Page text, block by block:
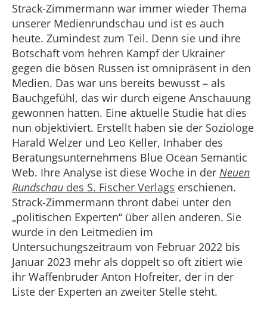
Strack-Zimmermann war immer wieder Thema
unserer Medienrundschau und ist es auch
heute. Zumindest zum Teil. Denn sie und ihre
Botschaft vom hehren Kampf der Ukrainer
gegen die bösen Russen ist omnipräsent in den
Medien. Das war uns bereits bewusst – als
Bauchgefühl, das wir durch eigene Anschauung
gewonnen hatten. Eine aktuelle Studie hat dies
nun objektiviert. Erstellt haben sie der Soziologe
Harald Welzer und Leo Keller, Inhaber des
Beratungsunternehmens Blue Ocean Semantic
Web. Ihre Analyse ist diese Woche in der Neuen
Rundschau des S. Fischer Verlags erschienen.
Strack-Zimmermann thront dabei unter den
„politischen Experten“ über allen anderen. Sie
wurde in den Leitmedien im
Untersuchungszeitraum von Februar 2022 bis
Januar 2023 mehr als doppelt so oft zitiert wie
ihr Waffenbruder Anton Hofreiter, der in der
Liste der Experten an zweiter Stelle steht.